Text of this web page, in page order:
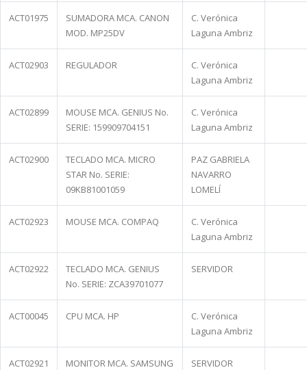
ACT01975
SUMADORA MCA. CANON
MOD. MP25DV
C. Verónica
Laguna Ambriz
ACT02903 REGULADOR
C. Verónica
Laguna Ambriz
ACT02899
MOUSE MCA. GENIUS No.
SERIE: 159909704151
C. Verónica
Laguna Ambriz
ACT02900
TECLADO MCA. MICRO
STAR No. SERIE:
09KB81001059
PAZ GABRIELA
NAVARRO
LOMELÍ
ACT02923 MOUSE MCA. COMPAQ
C. Verónica
Laguna Ambriz
ACT02922
TECLADO MCA. GENIUS
No. SERIE: ZCA39701077
SERVIDOR
ACT00045 CPU MCA. HP
C. Verónica
Laguna Ambriz
ACT02921
MONITOR MCA. SAMSUNG
SERVIDOR